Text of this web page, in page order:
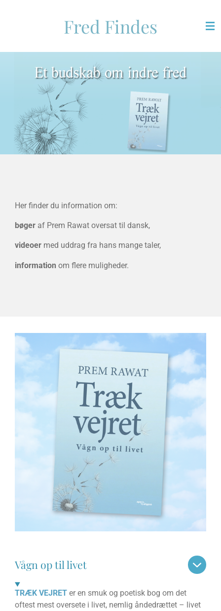
Fred Findes
Her finder du information om:
bøger af Prem Rawat oversat til dansk,
videoer med uddrag fra hans mange taler,
information om flere muligheder.
Vågn op til livet
TRÆK VEJRET er en smuk og poetisk bog om det
oftest mest oversete i livet, nemlig åndedrættet – livet